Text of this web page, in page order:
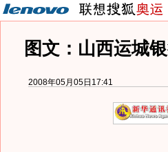
图文：山西运城
2008年05月05日17:41